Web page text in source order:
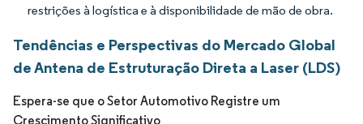
restrições à logística e à disponibilidade de mão de obra.
Tendências e Perspectivas do Mercado Global
de Antena de Estruturação Direta a Laser (LDS)
Espera-se que o Setor Automotivo Registre um
Crescimento Significativo